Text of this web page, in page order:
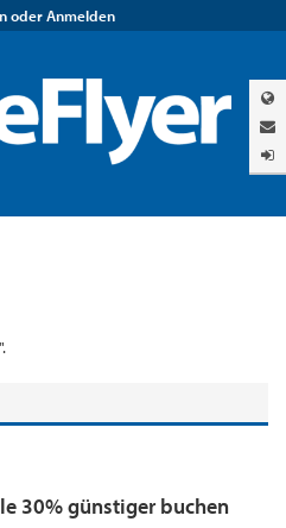
oder Anmelden
30% günstiger buchen